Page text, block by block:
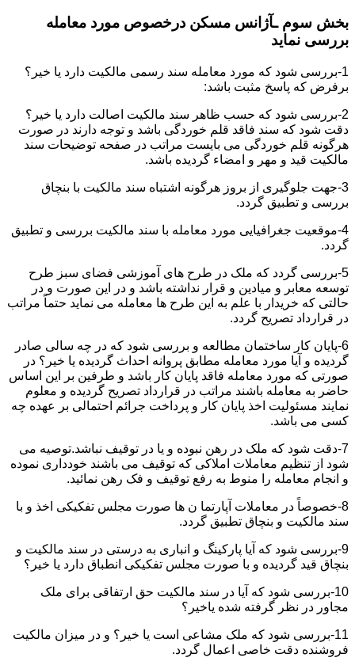
بخش سوم ـآژانس مسکن درخصوص مورد معامله
بررسی نماید
1-بررسی شود که مورد معامله سند رسمی مالکیت دارد یا خیر؟
برفرض که پاسخ مثبت باشد:
2-بررسی شود که حسب ظاهر سند مالکیت اصالت دارد یا خیر؟
دقت شود که سند فاقد قلم خوردگی باشد و توجه دارند در صورت
هرگونه قلم خوردگی می بایست مراتب در صفحه توضیحات سند
مالکیت قید و مهر و امضاء گردیده باشد.
3-جهت جلوگیری از بروز هرگونه اشتباه سند مالکیت با بنچاق
بررسی و تطبیق گردد.
4-موقعیت جغرافیایی مورد معامله با سند مالکیت بررسی و تطبیق
گردد.
5-بررسی گردد که ملک در طرح های آموزشی فضای سبز طرح
توسعه معابر و میادین و قرار نداشته باشد و در این صورت و در
حالتی که خریدار با علم به این طرح ها معامله می نماید حتماً مراتب
در قرارداد تصریح گردد.
6-پایان کار ساختمان مطالعه و بررسی شود که در چه سالی صادر
گردیده و آیا مورد معامله مطابق پروانه احداث گردیده یا خیر؟ در
صورتی که مورد معامله فاقد پایان کار باشد و طرفین بر این اساس
حاضر به معامله باشند مراتب در قرارداد تصریح گردیده و معلوم
نمایند مسئولیت اخذ پایان کار و پرداخت جرائم احتمالی بر عهده چه
کسی می باشد.
7-دقت شود که ملک در رهن نبوده و یا در توقیف نباشد.توصیه می
شود از تنظیم معاملات املاکی که توقیف می باشند خودداری نموده
و انجام معامله را منوط به رفع توقیف و فک رهن نمائید.
8-خصوصاً در معاملات آپارتما ن ها صورت مجلس تفکیکی اخذ و با
سند مالکیت و بنچاق تطبیق گردد.
9-بررسی شود که آیا پارکینگ و انباری به درستی در سند مالکیت و
بنچاق قید گردیده و با صورت مجلس تفکیکی انطباق دارد یا خیر؟
10-بررسی شود که آیا در سند مالکیت حق ارتفاقی برای ملک
مجاور در نظر گرفته شده یاخیر؟
11-بررسی شود که ملک مشاعی است یا خیر؟ و در میزان مالکیت
فروشنده دقت خاصی اعمال گردد.